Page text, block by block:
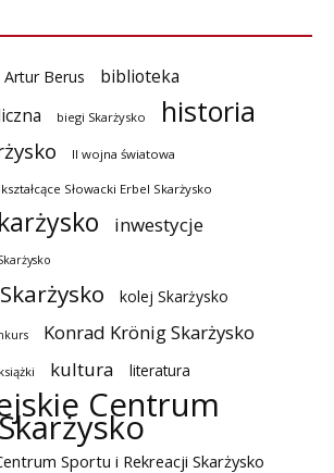
Artur Berus
biblioteka
biegi Skarżysko historia
II wojna światowa
Słowacki Erbel Skarżysko
inwestycje
kolej Skarżysko
Konrad Krönig Skarżysko
książki kultura literatura
Centrum
Sportu i Rekreacji Skarżysko